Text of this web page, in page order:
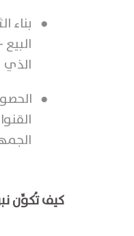
● بناء
الذي
●
كيف تُكوِّن